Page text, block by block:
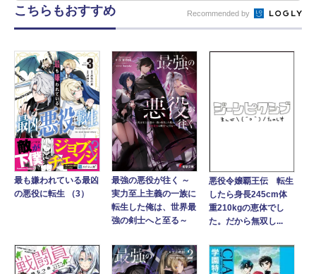
こちらもおすすめ Recommended by
最も嫌われている最凶
の悪役に転生 （3）
最強の悪役が往く ～
実力至上主義の一族に
転生した俺は、世界最
強の剣士へと至る～
悪役令嬢覇王伝 転生
したら身長245cm体
重210kgの恵体でし
た。だから無双し...